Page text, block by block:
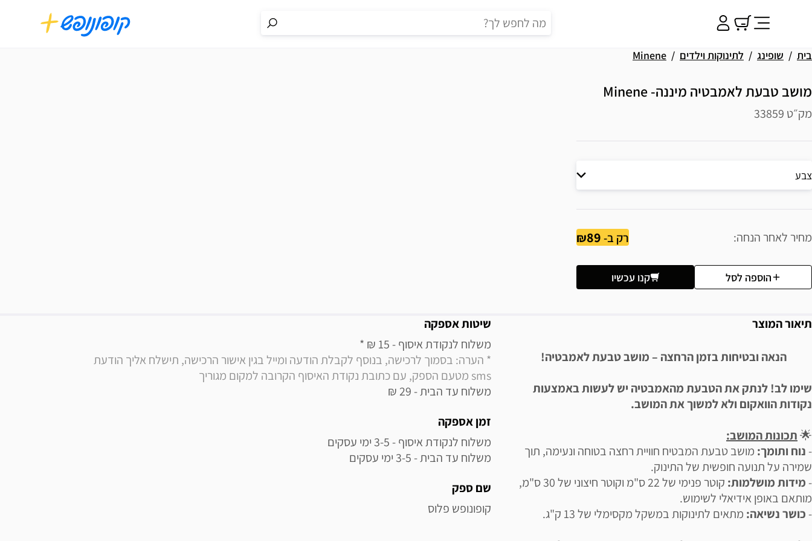
בית שופינג לתינוקות וילדים Minene
מושב טבעת לאמבטיה מיננה- Minene
מק״ט 33859
צבע
מחיר לאחר הנחה רק ב-89
הוספה לסל קנו עכשיו
תיאור המוצר
הנאה ובטיחות בזמן הרחצה – מושב טבעת לאמבטיה!
שימו לב! לנתק את הטבעת מהאמבטיה יש לעשות באמצעות
נקודות הוואקום ולא למשוך את המושב.
🌟תכונות המושב:
- נוח ותומך: מושב טבעת המבטיח חוויית רחצה בטוחה ונעימה, תוך
שמירה על תנועה חופשית של התינוק.
- מידות מושלמות:
קוטר פנימי של 22 ס"מ וקוטר חיצוני של 30 ס"מ,
מותאם באופן אידיאלי לשימוש.
- כושר נשיאה: מתאים לתינוקות במשקל מקסימלי של 13 ק"ג.
מידע נוסף
שיטות אספקה
משלוח לנקודת איסוף - 15 ₪ *
sms מטעם הספק, עם כתובת נקודת האיסוף הקרובה למקום מגוריך
משלוח עד הבית - 29 ₪
זמן אספקה
משלוח עד הבית - 3-5 ימי עסקים
שם ספק
קופונופש פלוס